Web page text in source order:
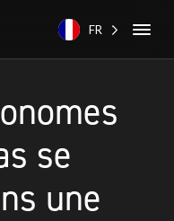
FR
se
une